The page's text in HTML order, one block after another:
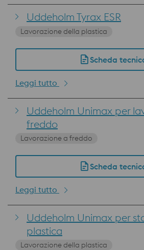
Uddeholm Tyrax ESR
Lavorazione della plastica
Scheda
Leggi tutto
Uddeholm Unimax per
freddo
Lavorazione a freddo
Scheda
Leggi tutto
Uddeholm Unimax per
plastica
Lavorazione della plastica